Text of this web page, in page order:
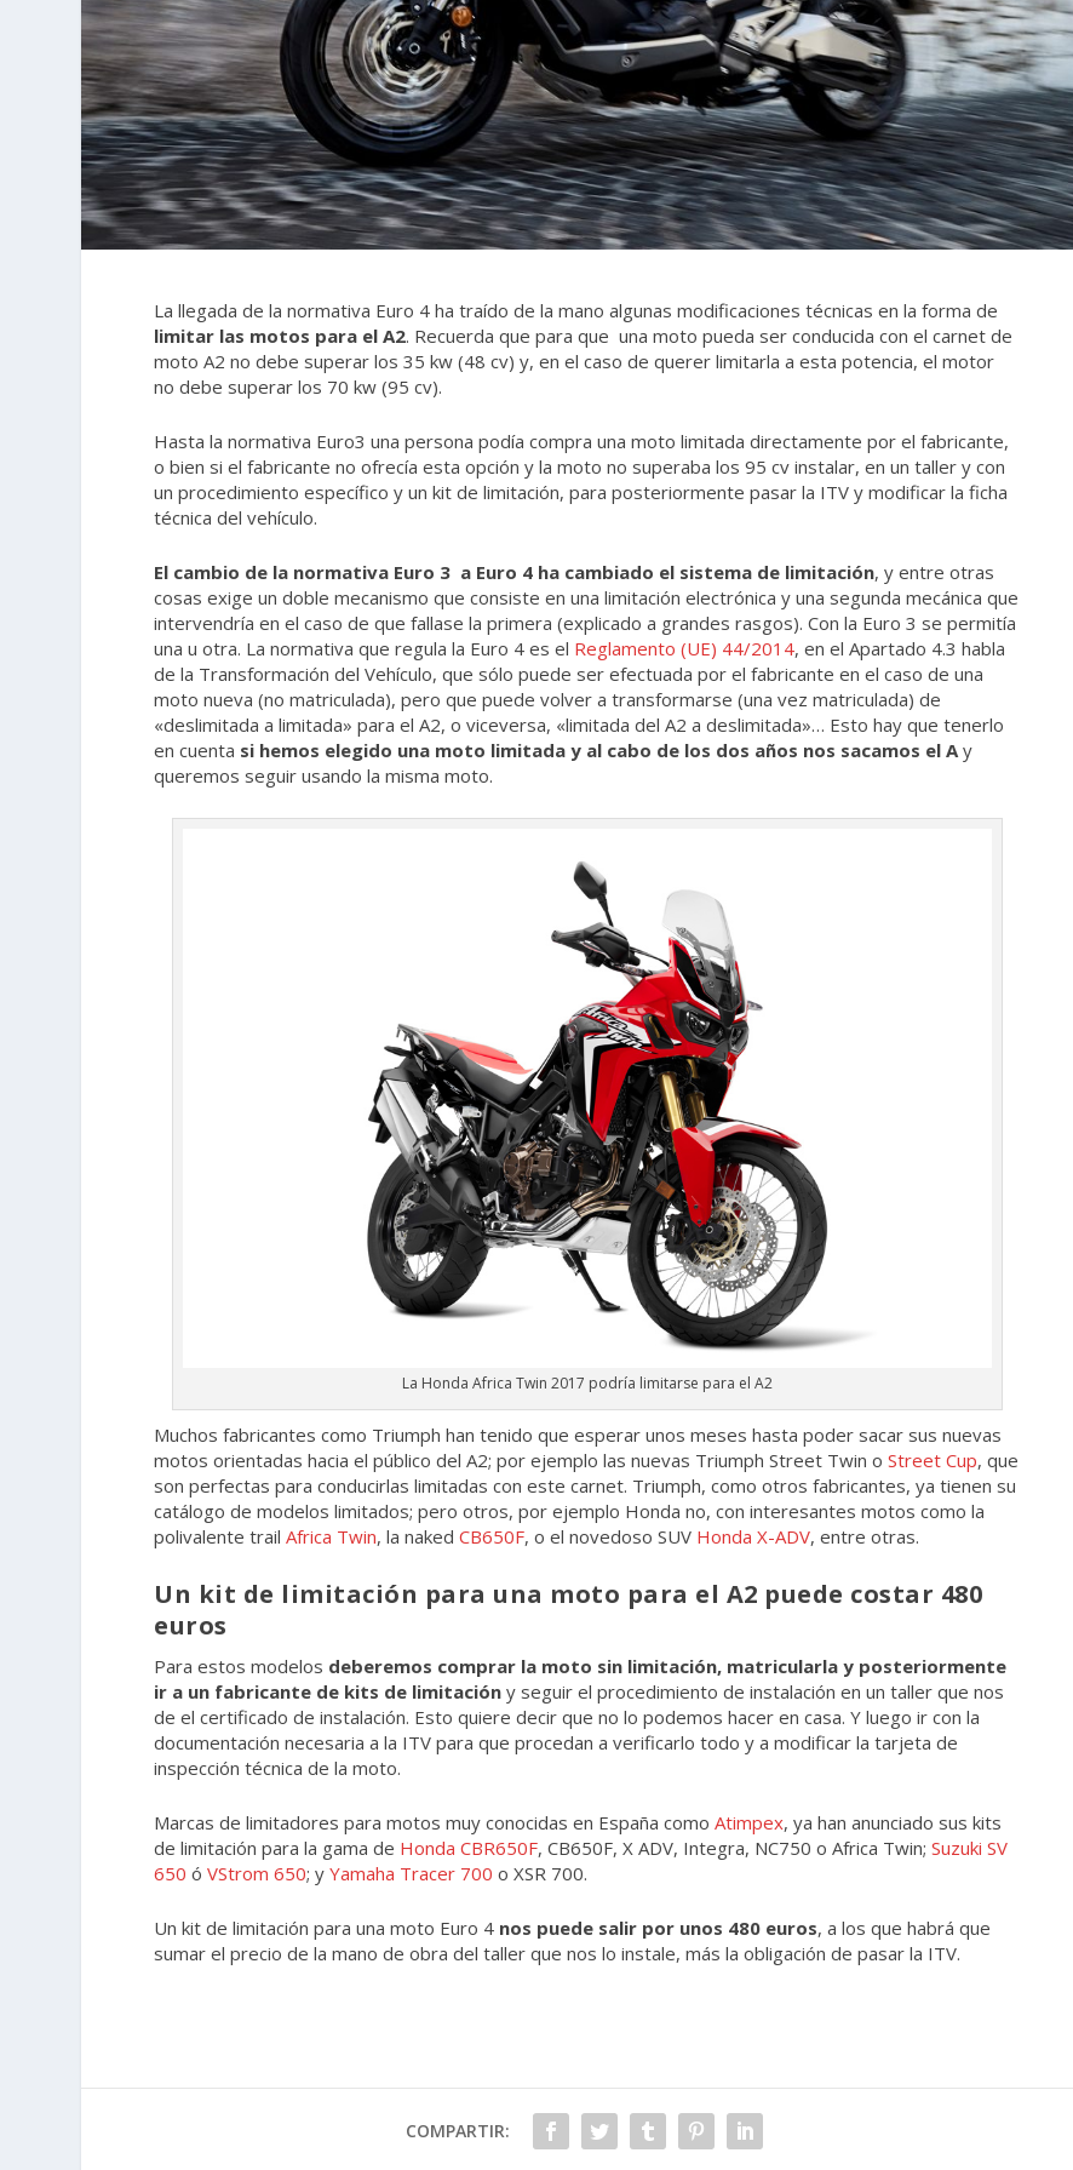
La llegada de la normativa Euro 4 ha traído de la mano algunas modificaciones técnicas en la forma de
limitar las motos para el A2. Recuerda que para que una moto pueda ser conducida con el carnet de
moto A2 no debe superar los 35 kw (48 cv) y, en el caso de querer limitarla a esta potencia, el motor
no debe superar los 70 kw (95 cv).
Hasta la normativa Euro3 una persona podía compra una moto limitada directamente por el fabricante,
o bien si el fabricante no ofrecía esta opción y la moto no superaba los 95 cv instalar, en un taller y con
un procedimiento específico y un kit de limitación, para posteriormente pasar la ITV y modificar la ficha
técnica del vehículo.
El cambio de la normativa Euro 3 a Euro 4 ha cambiado el sistema de limitación, y entre otras
cosas exige un doble mecanismo que consiste en una limitación electrónica y una segunda mecánica que
intervendría en el caso de que fallase la primera (explicado a grandes rasgos). Con la Euro 3 se permitía
una u otra. La normativa que regula la Euro 4 es el Reglamento (UE) 44/2014, en el Apartado 4.3 habla
de la Transformación del Vehículo, que sólo puede ser efectuada por el fabricante en el caso de una
moto nueva (no matriculada), pero que puede volver a transformarse (una vez matriculada) de
«deslimitada a limitada» para el A2, o viceversa, «limitada del A2 a deslimitada»… Esto hay que tenerlo
en cuenta si hemos elegido una moto limitada y al cabo de los dos años nos sacamos el Ay
queremos seguir usando la misma moto.
La Honda Africa Twin 2017 podría limitarse para el A2
Muchos fabricantes como Triumph han tenido que esperar unos meses hasta poder sacar sus nuevas
motos orientadas hacia el público del A2; por ejemplo las nuevas Triumph Street Twin oStreet Cup, que
son perfectas para conducirlas limitadas con este carnet. Triumph, como otros fabricantes, ya tienen su
catálogo de modelos limitados; pero otros, por ejemplo Honda no, con interesantes motos como la
polivalente trailAfrica Twin, la nakedCB650F, o el novedoso SUV Honda X-ADV, entre otras.
Un kit de limitación para una moto para el A2 puede costar 480
euros
Para estos modelos deberemos comprar la moto sin limitación, matricularla y posteriormente
ir a un fabricante de kits de limitación y seguir el procedimiento de instalación en un taller que nos
de el certificado de instalación. Esto quiere decir que no lo podemos hacer en casa. Y luego ir con la
documentación necesaria a la ITV para que procedan a verificarlo todo y a modificar la tarjeta de
inspección técnica de la moto.
Marcas de limitadores para motos muy conocidas en España comoAtimpex, ya han anunciado sus kits
de limitación para la gama de Honda CBR650F, CB650F, X ADV, Integra, NC750 o Africa Twin;Suzuki SV
650 óVStrom 650; yYamaha Tracer 700 o XSR 700.
Un kit de limitación para una moto Euro 4 nos puede salir por unos 480 euros, a los que habrá que
sumar el precio de la mano de obra del taller que nos lo instale, más la obligación de pasar la ITV.
COMPARTIR: